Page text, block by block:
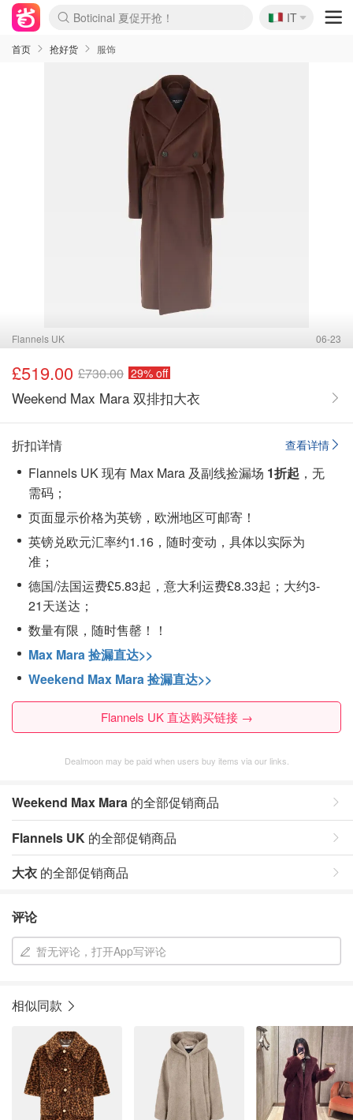
Boticinal 夏促开抢！
4折！lulu周四疯狂上新
速领！Stanley独家85折
Zalando 奥莱闪促！每日更新
🇮🇹
IT
首页 抢好货 服饰
Flannels UK 06-23
£519.00 £730.00 29% off
Weekend Max Mara 双排扣大衣
查看详情
折扣详情
Flannels UK 现有 Max Mara 及副线捡漏场 1折起 ，无
需码；
页面显示价格为英镑，欧洲地区可邮寄！
英镑兑欧元汇率约1.16，随时变动，具体以实际为
准；
德国/法国运费£5.83起，意大利运费£8.33起；大约3-
21天送达；
数量有限，随时售罄！！
Max Mara 捡漏直达>>
Weekend Max Mara 捡漏直达>>
Flannels UK 直达购买链接 →
Dealmoon may be paid when users buy items via our links.
Weekend Max Mara 的全部促销商品
Flannels UK 的全部促销商品
大衣 的全部促销商品
评论
暂无评论，打开App写评论
相似同款